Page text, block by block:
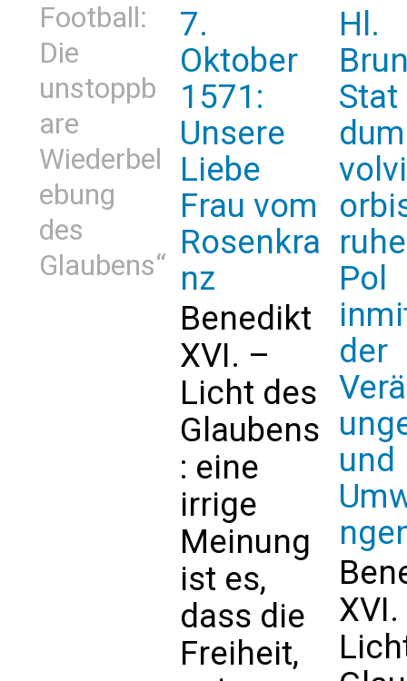
Football:
Die
unstoppb
are
Wiederbel
ebung
des
Glaubens“
7.
Oktober
1571:
Unsere
Liebe
Frau vom
Rosenkra
nz
Benedikt
XVI. –
Licht des
Glaubens
: eine
irrige
Meinung
ist es,
dass die
Freiheit,
Hl.
Stat
dum
Pol
der
und